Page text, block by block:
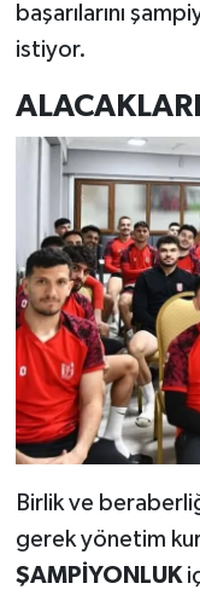
başarılarını
istiyor.
Birlik ve
gerek yönetim
ŞAMPİYONLUK